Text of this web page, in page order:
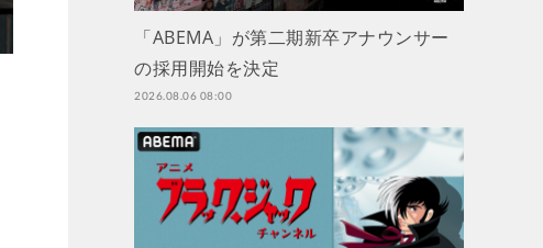
「ABEMA」が第二期新卒アナウンサー
の採用開始を決定
2026.08.06 08:00